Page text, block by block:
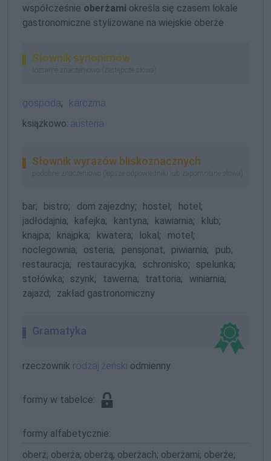
współcześnie oberżami określa się czasem lokale
gastronomiczne stylizowane na wiejskie oberże
Słownik synonimów
tożsame znaczeniowo (zastępcze słowa)
gospoda;
karczma
książkowo: austeria
Słownik wyrazów bliskoznacznych
podobne znaczeniowo (lepsze odpowiedniki lub zapomniane słowa)
bar; bistro; dom zajezdny; hostel;
hotel;
jadłodajnia;
kafejka; kantyna; kawiarnia;
klub;
knajpa;
knajpka; kwatera; lokal;
motel;
noclegownia;
osteria; pensjonat; piwiarnia;
pub;
restauracja;
restauracyjka; schronisko;
spelunka;
stołówka;
szynk; tawerna; trattoria;
winiarnia;
zajazd;
zakład gastronomiczny
Gramatyka
rzeczownik rodzaj żeński odmienny
formy w tabelce:
formy alfabetycznie:
oberż; oberża; oberżą; oberżach; oberżami; oberże;